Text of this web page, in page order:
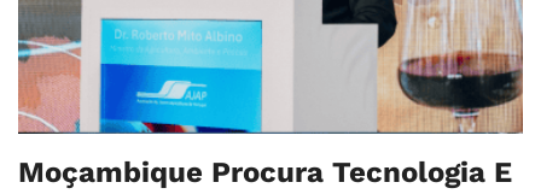
Moçambique Procura Tecnologia E